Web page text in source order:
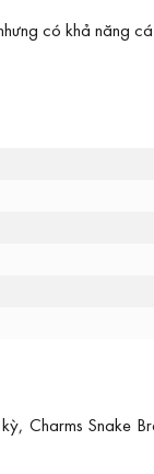
có khả năng
Charms Snake